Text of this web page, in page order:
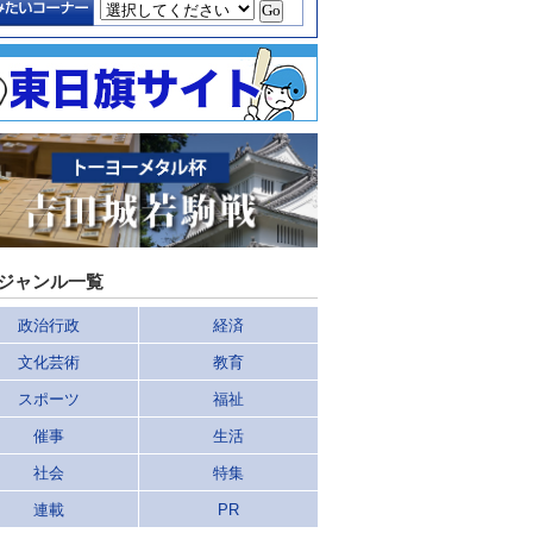
ャンル一覧
政治行政 経済
文化芸術 教育
スポーツ 福祉
催事 生活
社会 特集
連載 PR